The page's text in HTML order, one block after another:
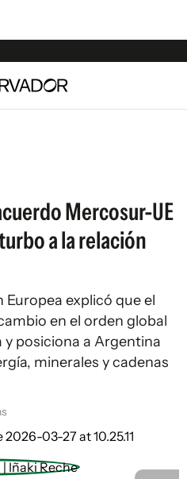
Mercosur-UE
a la relación
Europea explicó que el
en el orden global
y posiciona a Argentina
minerales y cadenas